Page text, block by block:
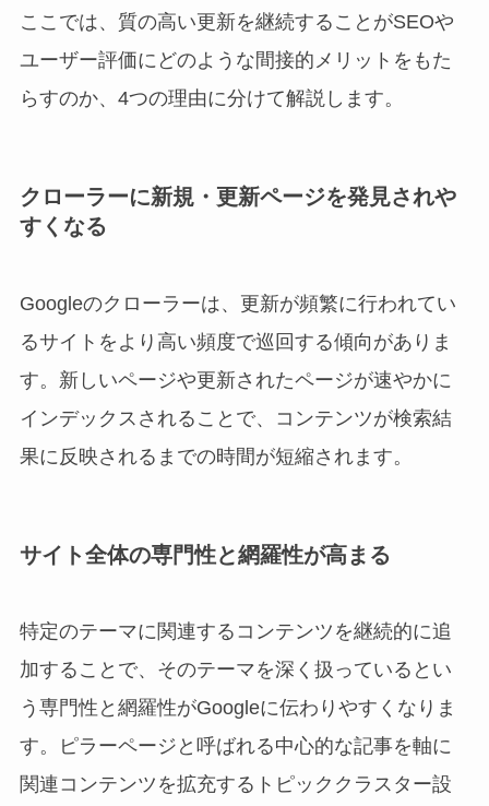
ここでは、質の高い更新を継続することがSEOや
ユーザー評価にどのような間接的メリットをもた
らすのか、4つの理由に分けて解説します。
クローラーに新規・更新ページを発見されや
すくなる
Googleのクローラーは、更新が頻繁に行われてい
るサイトをより高い頻度で巡回する傾向がありま
す。新しいページや更新されたページが速やかに
インデックスされることで、コンテンツが検索結
果に反映されるまでの時間が短縮されます。
サイト全体の専門性と網羅性が高まる
特定のテーマに関連するコンテンツを継続的に追
加することで、そのテーマを深く扱っているとい
う専門性と網羅性がGoogleに伝わりやすくなりま
す。ピラーページと呼ばれる中心的な記事を軸に
関連コンテンツを拡充するトピッククラスター設